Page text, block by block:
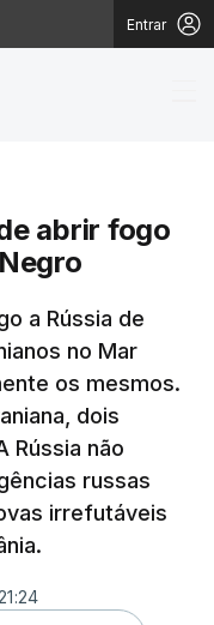
Entrar
abrir fogo
a Rússia de
no Mar
os mesmos.
dois
Rússia não
russas
irrefutáveis